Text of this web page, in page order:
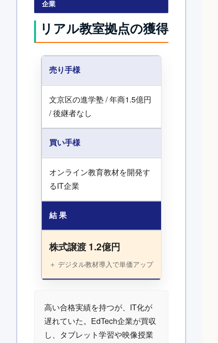
企業
リアル教室拠点の獲得
売り手様
文京区の進学塾 / 年商1.5億円
/ 後継者なし
買い手様
オンライン教育教材を開発す
るIT企業
結 果
株式譲渡 1.2億円
＋ デジタル教材導入で単価アップ
高い合格実績を持つが、IT化が
遅れていた。EdTech企業が買収
し、タブレット学習や映像授業